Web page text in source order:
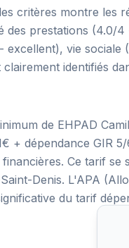
critères montre les
des prestations
excellent), vie
identifiés
de EHPAD
+ dépendance GIR
Ce tarif se
Denis. L'APA
du tarif